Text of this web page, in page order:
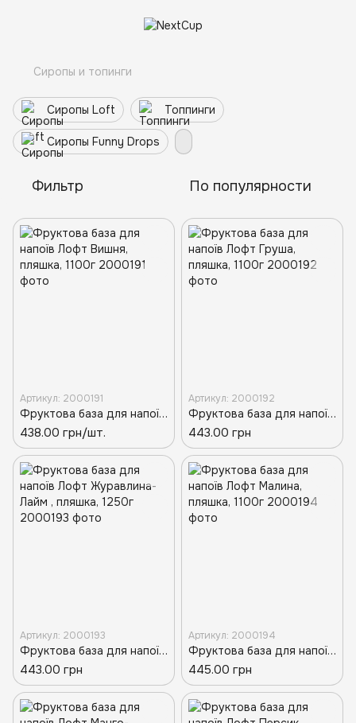
Сиропы и топинги
Сиропы Loft Топпинги
Сиропы Funny Drops
Фильтр По популярности
Артикул: 2000191
Фруктова база для напоїв Лофт Вишня, пляшка, 1100г
438.00 грн/шт.
Артикул: 2000192
Фруктова база для напоїв Лофт Груша, пляшка, 1100г
443.00 грн
Артикул: 2000193
Фруктова база для напоїв Лофт Журавлина-Лайм , пляшка, 1250г
443.00 грн
Артикул: 2000194
Фруктова база для напоїв Лофт Малина, пляшка, 1100г
445.00 грн